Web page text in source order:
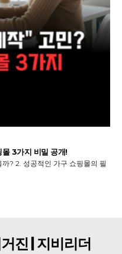
3가지 비밀 공개!
? 2. 성공적인 가구 쇼핑몰의 필
진 | 지비리더